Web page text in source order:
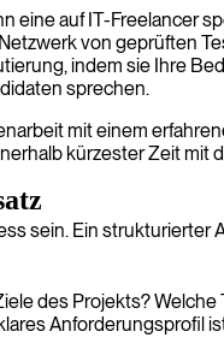
eine auf IT-Freelancer
von geprüften
indem sie Ihre
sprechen.
mit einem
kürzester Zeit mit
sein. Ein strukturierter
des Projekts?
Anforderungsprofil